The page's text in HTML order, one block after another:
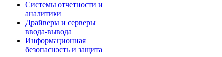
Системы отчетности и
аналитики
Драйверы и серверы
ввода-вывода
Информационная
безопасность и защита